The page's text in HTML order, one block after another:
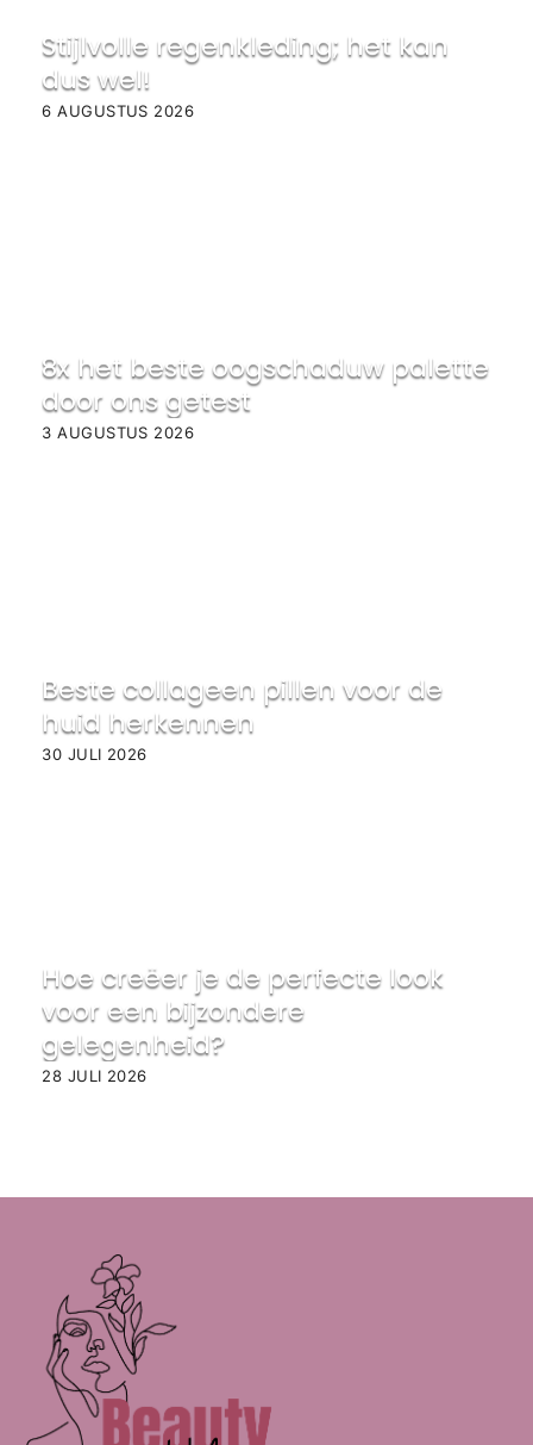
Stijlvolle regenkleding; het kan
dus wel!
6 AUGUSTUS 2026
8x het beste oogschaduw palette
door ons getest
3 AUGUSTUS 2026
Beste collageen pillen voor de
huid herkennen
30 JULI 2026
Hoe creëer je de perfecte look
voor een bijzondere
gelegenheid?
28 JULI 2026